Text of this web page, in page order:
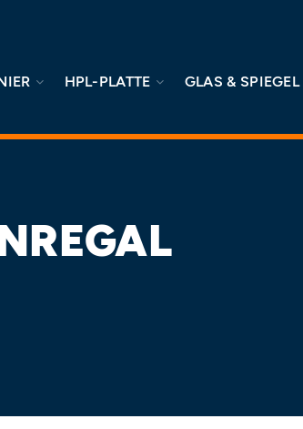
HPL-PLATTE GLAS & SPIEGEL